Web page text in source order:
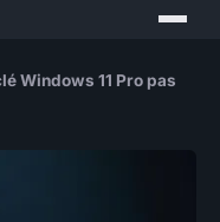
Windows 11 Pro pas